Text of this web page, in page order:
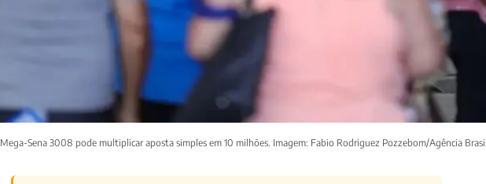
Mega-Sena 3008 pode multiplicar aposta simples em 10 milhões. Imagem: Fabio Rodriguez Pozzebom/Agência